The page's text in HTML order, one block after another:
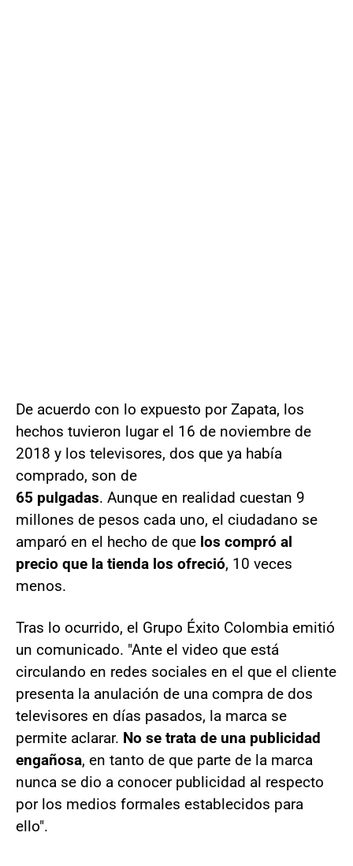
De acuerdo con lo expuesto por Zapata, los
hechos tuvieron lugar el 16 de noviembre de
2018 y los televisores, dos que ya había
comprado, son de
65 pulgadas. Aunque en realidad cuestan 9
millones de pesos cada uno, el ciudadano se
amparó en el hecho de que los compró al
precio que la tienda los ofreció, 10 veces
menos.
Tras lo ocurrido, el Grupo Éxito Colombia emitió
un comunicado. "Ante el video que está
circulando en redes sociales en el que el cliente
presenta la anulación de una compra de dos
televisores en días pasados, la marca se
permite aclarar. No se trata de una publicidad
engañosa, en tanto de que parte de la marca
nunca se dio a conocer publicidad al respecto
por los medios formales establecidos para
ello".